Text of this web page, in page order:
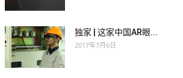
独家 | 这家中国AR眼...
2017年7月6日